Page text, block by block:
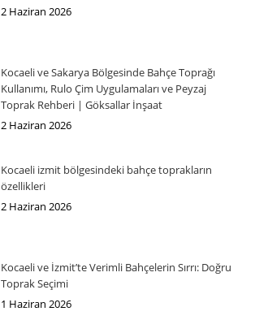
2 Haziran 2026
Kocaeli ve Sakarya Bölgesinde Bahçe Toprağı
Kullanımı, Rulo Çim Uygulamaları ve Peyzaj
Toprak Rehberi | Göksallar İnşaat
2 Haziran 2026
Kocaeli izmit bölgesindeki bahçe toprakların
özellikleri
2 Haziran 2026
Kocaeli ve İzmit’te Verimli Bahçelerin Sırrı: Doğru
Toprak Seçimi
1 Haziran 2026